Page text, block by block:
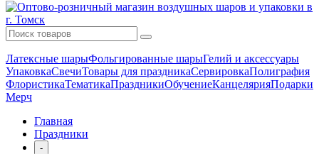
Латексные шарыФольгированные шарыГелий и аксессуары
УпаковкаСвечиТовары для праздникаСервировкаПолиграфия
ФлористикаТематикаПраздникиОбучениеКанцелярияПодарки
Мерч
Главная
Праздники
-